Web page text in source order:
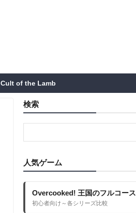
Cult of the Lamb
検索
人気ゲーム
Overcooked! 王国のフルコース
初心者向け～各シリーズ比較